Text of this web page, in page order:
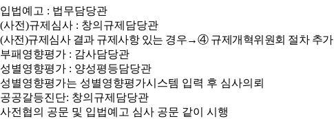
입법예고 : 법무담당관
(사전)규제심사 : 창의규제담당관
(사전)규제심사 결과 규제사항 있는 경우→④ 규제개혁위원회 절차 추가
부패영향평가 : 감사담당관
성별영향평가 : 양성평등담당관
성별영향평가는 성별영향평가시스템 입력 후 심사의뢰
공공갈등진단: 창의규제담당관
사전협의 공문 및 입법예고 심사 공문 같이 시행